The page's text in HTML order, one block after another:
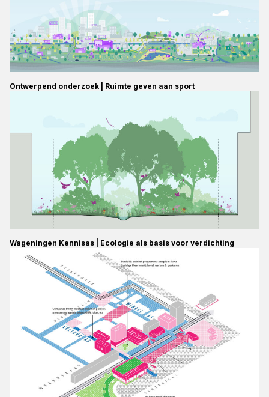
Ontwerpend onderzoek | Ruimte geven aan sport
Wageningen Kennisas | Ecologie als basis voor verdichting